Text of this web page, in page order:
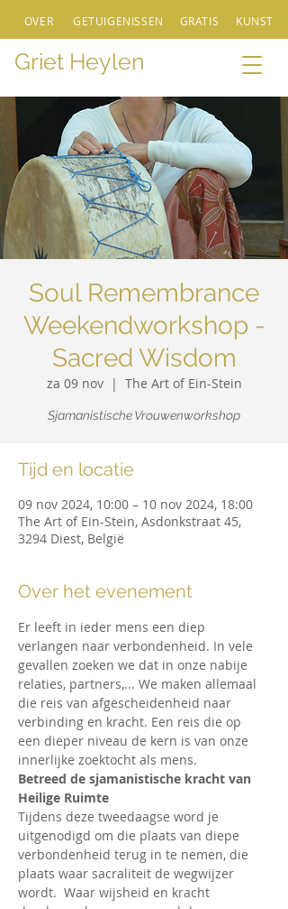
Griet Heylen
OVER GETUIGENISSEN GRATIS KUNST
Soul Remembrance
Weekendworkshop -
Sacred Wisdom
za 09 nov
  |
The Art of Ein-Stein
Tijd en locatie
09 nov 2024, 10:00 – 10 nov 2024, 18:00
The Art of Ein-Stein, Asdonkstraat 45,
3294 Diest, België
Over het evenement
Er leeft in ieder mens een diep
verlangen naar verbondenheid. In vele
gevallen zoeken we dat in onze nabije
relaties, partners,... We maken allemaal
die reis van afgescheidenheid naar
verbinding en kracht. Een reis die op
een dieper niveau de kern is van onze
innerlijke zoektocht als mens.
Betreed de sjamanistische kracht van
Heilige Ruimte
Tijdens deze tweedaagse word je
uitgenodigd om die plaats van diepe
verbondenheid terug in te nemen, die
plaats waar sacraliteit de wegwijzer
wordt.  Waar wijsheid en kracht